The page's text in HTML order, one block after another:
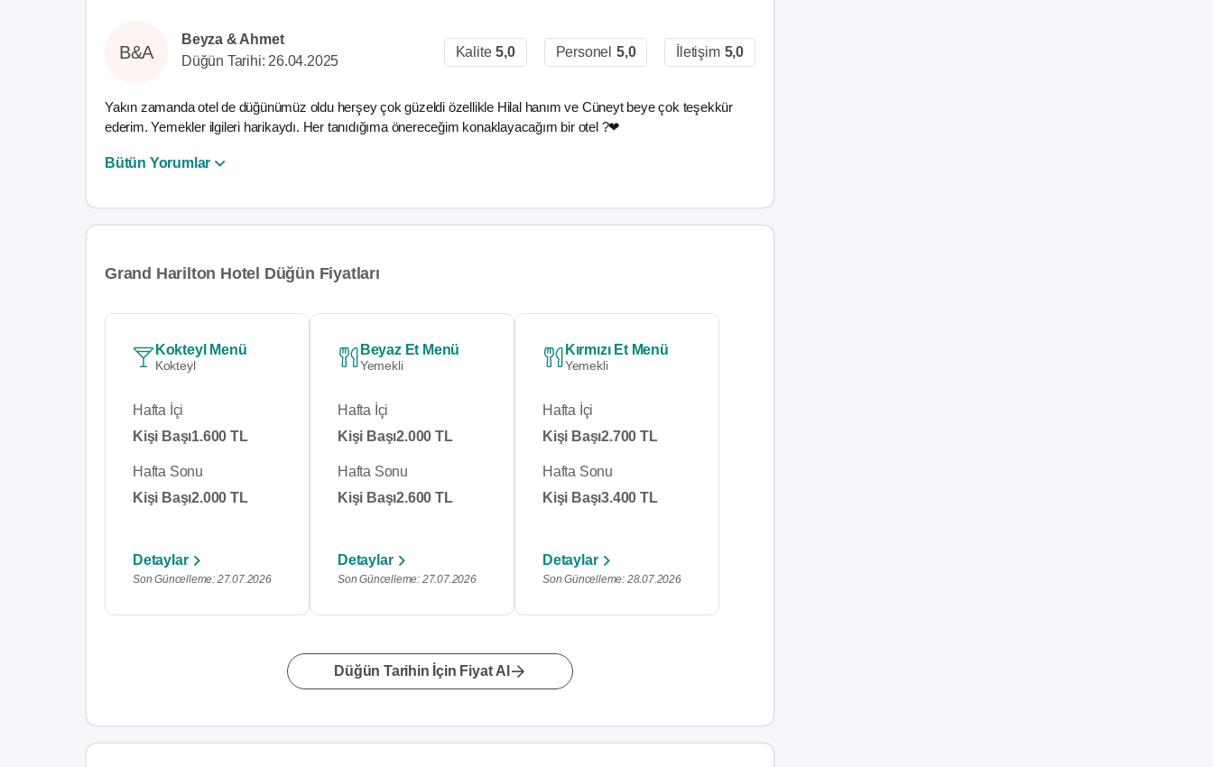
B&A
Beyza & Ahmet
Düğün Tarihi: 26.04.2025
Kalite 5,0 Personel 5,0 İletişim 5,0
Yakın zamanda otel de düğünümüz oldu herşey çok güzeldi özellikle Hilal hanım ve Cüneyt beye çok teşekkür
ederim. Yemekler ilgileri harikaydı. Her tanıdığıma önereceğim konaklayacağım bir otel ?❤️
Bütün Yorumlar
Grand Harilton Hotel Düğün Fiyatları
Kokteyl Menü
Kokteyl
Hafta İçi
Kişi Başı1.600 TL
Hafta Sonu
Kişi Başı2.000 TL
Detaylar
Son Güncelleme: 27.07.2026
Beyaz Et Menü
Yemekli
Hafta İçi
Kişi Başı2.000 TL
Hafta Sonu
Kişi Başı2.600 TL
Detaylar
Son Güncelleme: 27.07.2026
Kırmızı Et Menü
Yemekli
Hafta İçi
Kişi Başı2.700 TL
Hafta Sonu
Kişi Başı3.400 TL
Detaylar
Son Güncelleme: 28.07.2026
Düğün Tarihin İçin Fiyat Al